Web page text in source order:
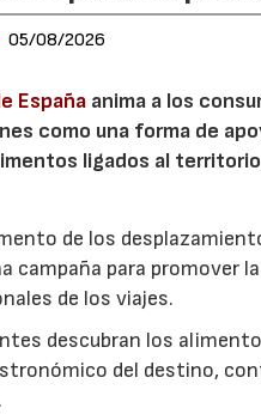
05/08/2026
España anima a los
como una forma de
ligados al
de los
campaña para promover
de los viajes.
descubran los
del destino,